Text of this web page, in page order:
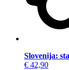
Slovenija:
€ 42,90